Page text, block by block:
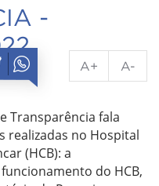
-
A+ A-
Transparência fala
realizadas no Hospital
(HCB): a
do HCB,